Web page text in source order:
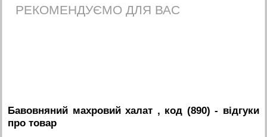
РЕКОМЕНДУЄМО ДЛЯ ВАС
Бавовняний махровий халат , код (890) - вiдгуки
про товар